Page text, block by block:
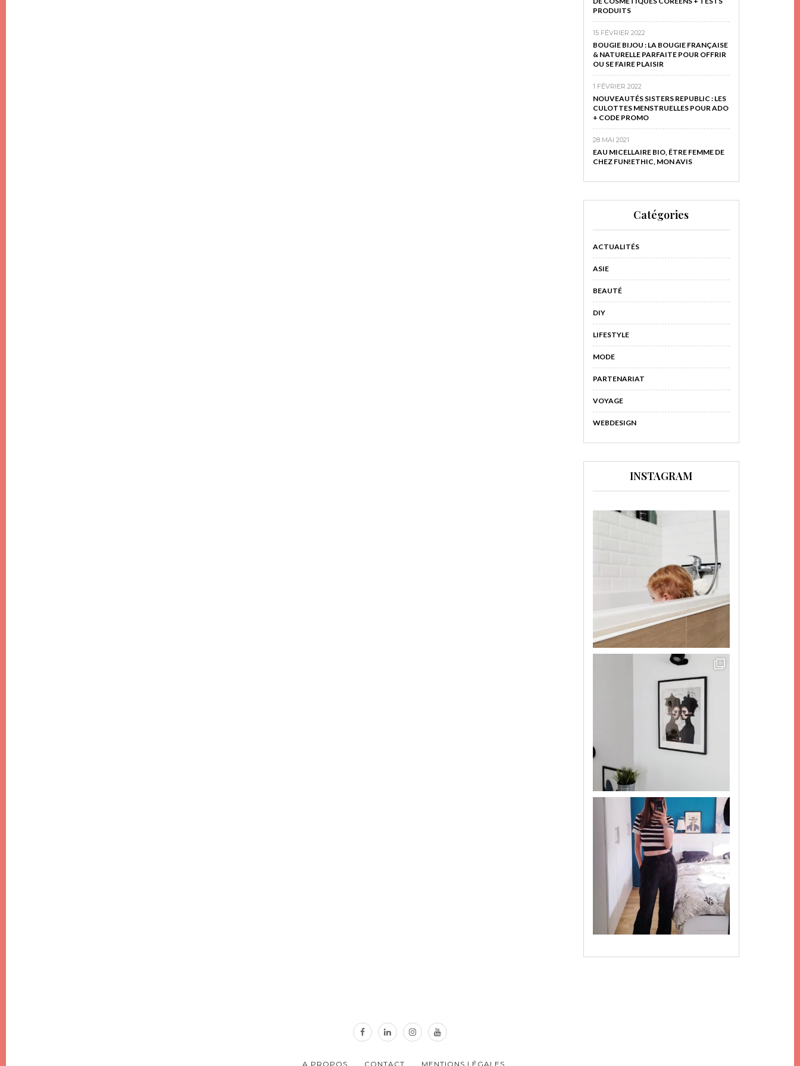
PRODUITS
15 FÉVRIER 2022
BOUGIE BIJOU : LA BOUGIE FRANÇAISE
& NATURELLE PARFAITE POUR OFFRIR
OU SE FAIRE PLAISIR
1 FÉVRIER 2022
NOUVEAUTÉS SISTERS REPUBLIC : LES
CULOTTES MENSTRUELLES POUR ADO
+ CODE PROMO
28 MAI 2021
EAU MICELLAIRE BIO, ÊTRE FEMME DE
CHEZ FUN!ETHIC, MON AVIS
Catégories
ACTUALITÉS
ASIE
BEAUTÉ
DIY
LIFESTYLE
MODE
PARTENARIAT
VOYAGE
WEBDESIGN
INSTAGRAM
A PROPOS CONTACT MENTIONS LÉGALES